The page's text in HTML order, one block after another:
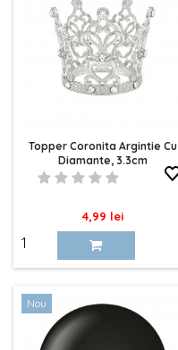
Topper Coronita Argintie Cu
Diamante, 3.3cm
Pret
4,99 lei
Nou